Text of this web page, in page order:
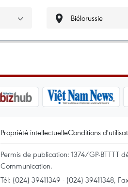
Propriété intellectuelleConditions
Permis de publication: 1374/GP-BTTTT
Communication.
Tél: (024) 39411349 - (024) 39411348,